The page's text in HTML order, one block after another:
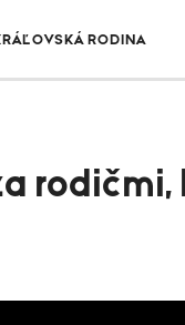
RODINA
rodičmi,